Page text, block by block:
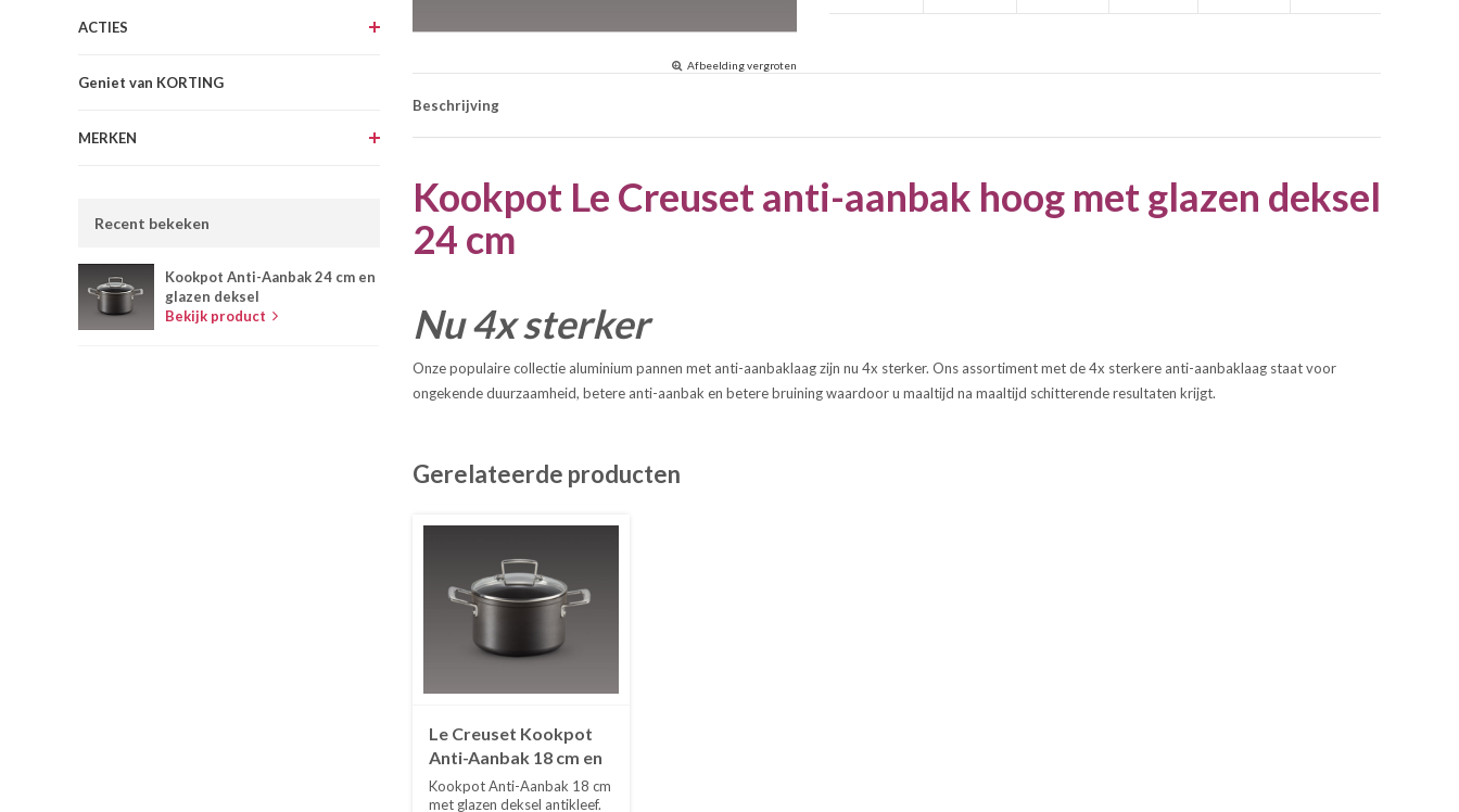
ACTIES
Geniet van KORTING
MERKEN
Recent bekeken
Kookpot Anti-Aanbak 24 cm en
glazen deksel
Bekijk product
Afbeelding vergroten
Beschrijving
Kookpot Le Creuset anti-aanbak hoog met glazen deksel
24 cm
Nu 4x sterker
Onze populaire collectie aluminium pannen met anti-aanbaklaag zijn nu 4x sterker. Ons assortiment met de 4x sterkere anti-aanbaklaag staat voor
ongekende duurzaamheid, betere anti-aanbak en betere bruining waardoor u maaltijd na maaltijd schitterende resultaten krijgt.
Gerelateerde producten
Le Creuset Kookpot
Anti-Aanbak 18 cm en
glazen deksel
Kookpot Anti-Aanbak 18 cm
met glazen deksel antikleef.